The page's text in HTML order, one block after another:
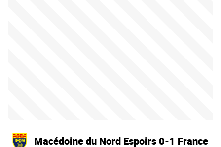
Macédoine du Nord Espoirs 0-1 France